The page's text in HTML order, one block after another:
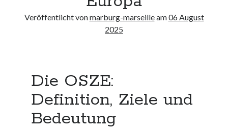
Keine Kommentare vorhanden.
Juni 2026
April 2026
März 2026
Februar 2026
Veröffentlicht vonmarburg-marseilleam06 August
2025
Die OSZE:
Definition, Ziele und
Bedeutung